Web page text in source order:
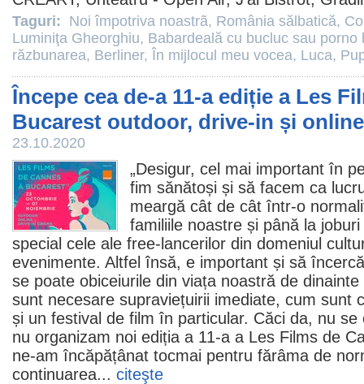
Taguri: Noi împotriva noastrã, România sălbatică,
Luminiţa Gheorghiu, Babardeală cu bucluc sau porno
răzbunarea, Berliner, În mijlocul meu vocea, Luca,
Începe cea de-a 11-a ediție a Les
Bucarest outdoor, drive-in și online
23.10.2020
„Desigur, cel mai important în
fim sănătoși și să facem ca
meargă cât de cât într-o
familiile noastre și până la
special cele ale free-lancerilor din domeniul
evenimente. Altfel însă, e important și să
se poate obiceiurile din viața noastră de
sunt necesare supraviețuirii imediate, cum sunt
și un festival de film în particular. Căci da, nu
nu organizam noi ediția a 11-a a Les Films de
ne-am încăpățânat tocmai pentru fărâma de
continuarea... citeşte